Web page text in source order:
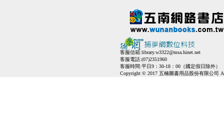
客服信箱:library.w3322@msa.hinet.net
客服電話:(07)2351960
客服時間:平日9：30-18：00（國定假日除外）
Copyright © 2017 五楠圖書用品股份有限公司